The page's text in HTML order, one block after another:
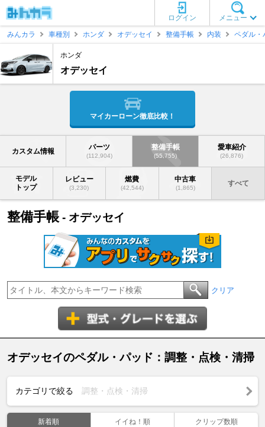
メニュー
ログイン
みんカラ
車種別 ホンダ オデッセイ 整備手帳 内装 ペダル・
ホンダ
オデッセイ
マイカーローン徹底比較！
カスタム情報 パーツ
(112,904)
整備手帳
(55,755)
愛車紹介
(26,876)
モデル
トップ
レビュー
(3,230)
燃費
(42,544)
中古車
(1,865)
すべて
整備手帳 - オデッセイ
クリア
オデッセイのペダル・パッド：調整・点検・清掃
カテゴリで絞る 調整・点検・清掃
新着順 イイね！順 クリップ数順